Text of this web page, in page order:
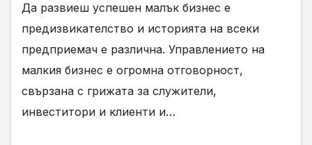
Да развиеш успешен малък бизнес е
предизвикателство и историята на всеки
предприемач е различна. Управлението на
малкия бизнес е огромна отговорност,
свързана с грижата за служители,
инвеститори и клиенти и…